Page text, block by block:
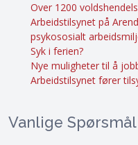
Over 1200
Arbeidstilsynet på
psykososialt
Syk i ferien?
Nye muligheter til å
Arbeidstilsynet fører
Vanlige Spørsmål